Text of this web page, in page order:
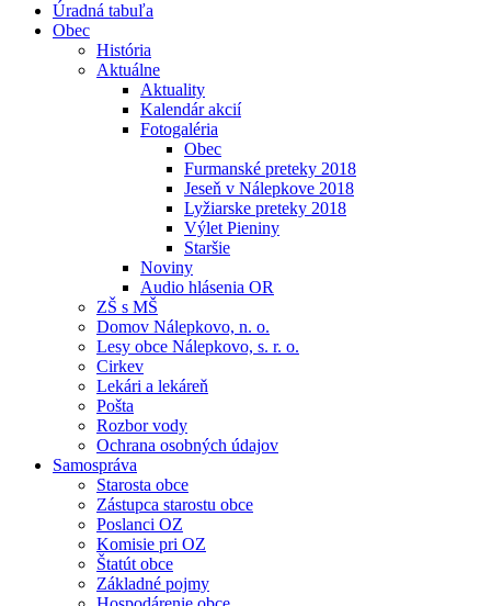
Úradná tabuľa
Obec
História
Aktuálne
Aktuality
Kalendár akcií
Fotogaléria
Obec
Furmanské preteky 2018
Jeseň v Nálepkove 2018
Lyžiarske preteky 2018
Výlet Pieniny
Staršie
Noviny
Audio hlásenia OR
ZŠ s MŠ
Domov Nálepkovo, n. o.
Lesy obce Nálepkovo, s. r. o.
Cirkev
Lekári a lekáreň
Pošta
Rozbor vody
Ochrana osobných údajov
Samospráva
Starosta obce
Zástupca starostu obce
Poslanci OZ
Komisie pri OZ
Štatút obce
Základné pojmy